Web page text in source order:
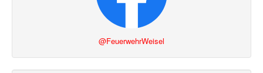
@FeuerwehrWeisel